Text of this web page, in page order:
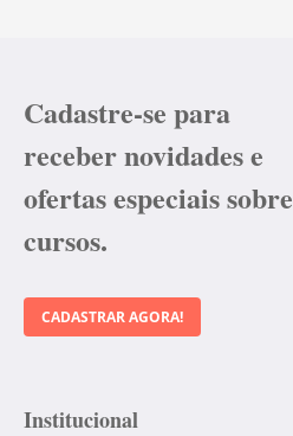
Cadastre-se para
receber novidades e
ofertas especiais sobre
cursos.
CADASTRAR AGORA!
Institucional